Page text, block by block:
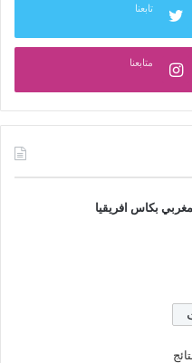
تابعنا
متابعنا
بكاس افريقيا